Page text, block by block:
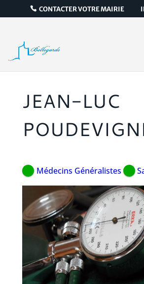
CONTACTER VOTRE MAIRIE
JEAN-LUC
Médecins Généralistes